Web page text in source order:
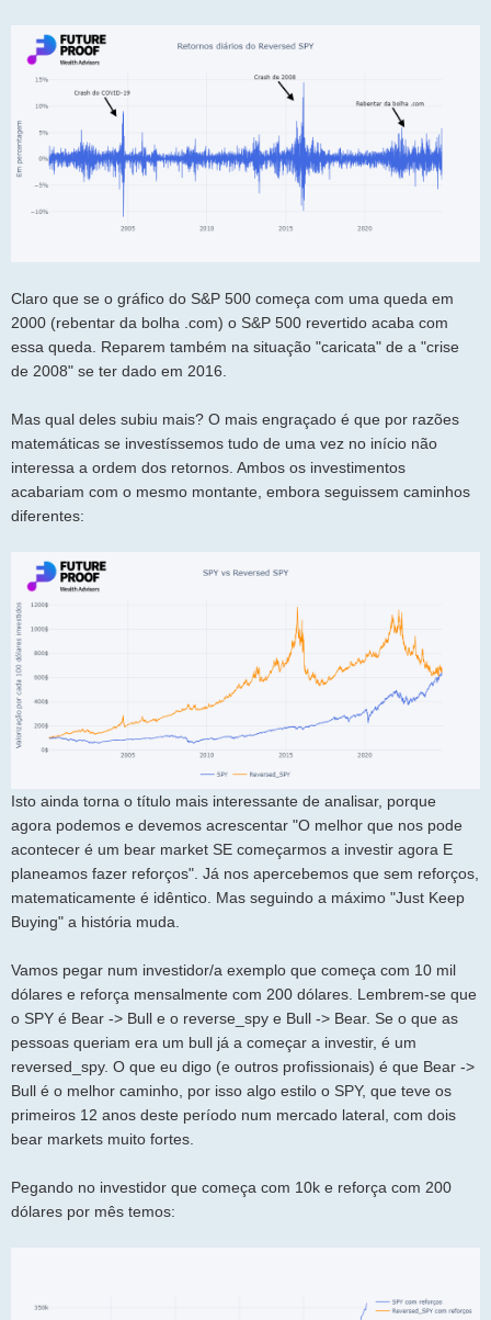
Claro que se o gráfico do S&P 500 começa com uma queda em
2000 (rebentar da bolha .com) o S&P 500 revertido acaba com
essa queda. Reparem também na situação "caricata" de a "crise
de 2008" se ter dado em 2016.
Mas qual deles subiu mais? O mais engraçado é que por razões
matemáticas se investíssemos tudo de uma vez no início não
interessa a ordem dos retornos. Ambos os investimentos
acabariam com o mesmo montante, embora seguissem caminhos
diferentes:
Isto ainda torna o título mais interessante de analisar, porque
agora podemos e devemos acrescentar "O melhor que nos pode
acontecer é um bear market SE começarmos a investir agora E
planeamos fazer reforços". Já nos apercebemos que sem reforços,
matematicamente é idêntico. Mas seguindo a máximo "Just Keep
Buying" a história muda.
Vamos pegar num investidor/a exemplo que começa com 10 mil
dólares e reforça mensalmente com 200 dólares. Lembrem-se que
o SPY é Bear -> Bull e o reverse_spy e Bull -> Bear. Se o que as
pessoas queriam era um bull já a começar a investir, é um
reversed_spy. O que eu digo (e outros profissionais) é que Bear ->
Bull é o melhor caminho, por isso algo estilo o SPY, que teve os
primeiros 12 anos deste período num mercado lateral, com dois
bear markets muito fortes.
Pegando no investidor que começa com 10k e reforça com 200
dólares por mês temos: